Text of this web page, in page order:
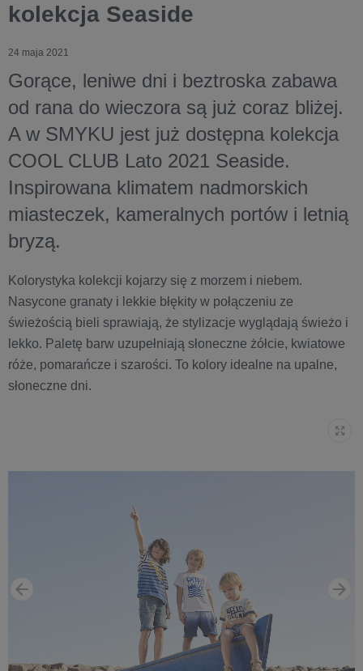
kolekcja Seaside
24 maja 2021
Gorące, leniwe dni i beztroska zabawa
od rana do wieczora są już coraz bliżej.
A w SMYKU jest już dostępna kolekcja
COOL CLUB Lato 2021 Seaside.
Inspirowana klimatem nadmorskich
miasteczek, kameralnych portów i letnią
bryzą.
Kolorystyka kolekcji kojarzy się z morzem i niebem.
Nasycone granaty i lekkie błękity w połączeniu ze
świeżością bieli sprawiają, że stylizacje wyglądają świeżo i
lekko. Paletę barw uzupełniają słoneczne żółcie, kwiatowe
róże, pomarańcze i szarości. To kolory idealne na upalne,
słoneczne dni.